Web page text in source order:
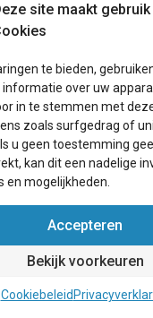
site maakt gebruik
te bieden,
informatie over uw
in te stemmen met
zoals surfgedrag of
u geen toestemming
kan dit een nadelige
en mogelijkheden.
Accepteren
Bekijk voorkeuren
Cookiebeleid
vakantiehuis kopen
verkopen vakantiehuis